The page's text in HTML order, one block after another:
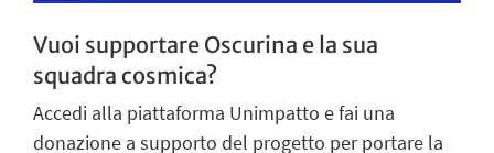
Vuoi supportare Oscurina e la sua
squadra cosmica?
Accedi alla piattaforma Unimpatto e fai una
donazione a supporto del progetto per portare la